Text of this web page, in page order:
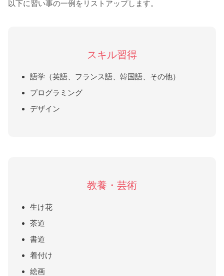
以下に習い事の一例をリストアップします。
スキル習得
語学（英語、フランス語、韓国語、その他）
プログラミング
デザイン
教養・芸術
生け花
茶道
書道
着付け
絵画